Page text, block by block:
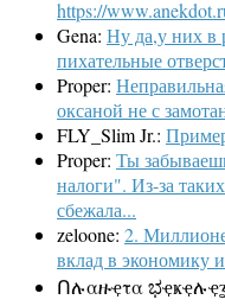
https://
Gena: Ну да,у них в
пихательные
Proper:
оксаной не с
FLY_Slim Jr.:
Proper: Ты
налоги". Из-за
сбежала...
zeloone: 2.
вклад в экономику
Ոሉαዙҿτα